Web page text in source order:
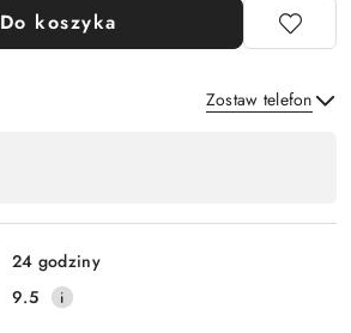
Do koszyka
Zostaw telefon
24 godziny
9.5